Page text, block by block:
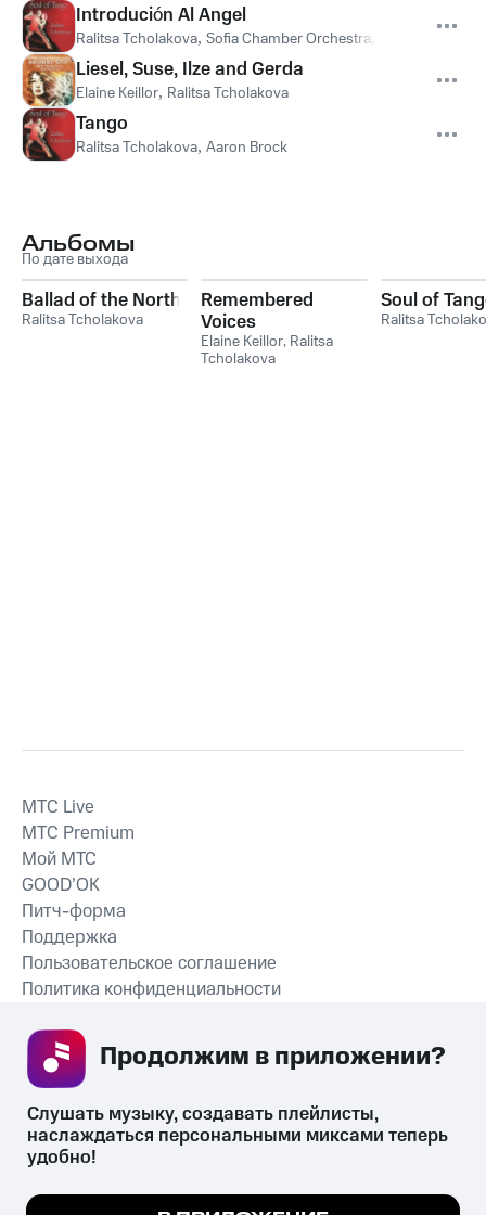
Introdución Al Angel
Ralitsa Tcholakova, Sofia Chamber Orchestra
Liesel, Suse, Ilze and Gerda
Elaine Keillor, Ralitsa Tcholakova
Tango
Ralitsa Tcholakova, Aaron Brock
Альбомы
По дате выхода
Ballad of the North
Ralitsa Tcholakova
Remembered
Voices
Elaine Keillor, Ralitsa
Tcholakova
Soul of
Ralitsa
СКАЧАТЬ ПРИЛОЖЕНИЕ
MTС Live
MTС Premium
Мой МТС
GOOD’OK
Питч-форма
Поддержка
Пользовательское соглашение
Политика конфиденциальности
психотропных веществ, их аналогов причиняет вред здоровью,
Мы используем куки, чтобы на сайте все
Слушать музыку, создавать плейлисты,
наслаждаться персональными миксами теперь
удобно!